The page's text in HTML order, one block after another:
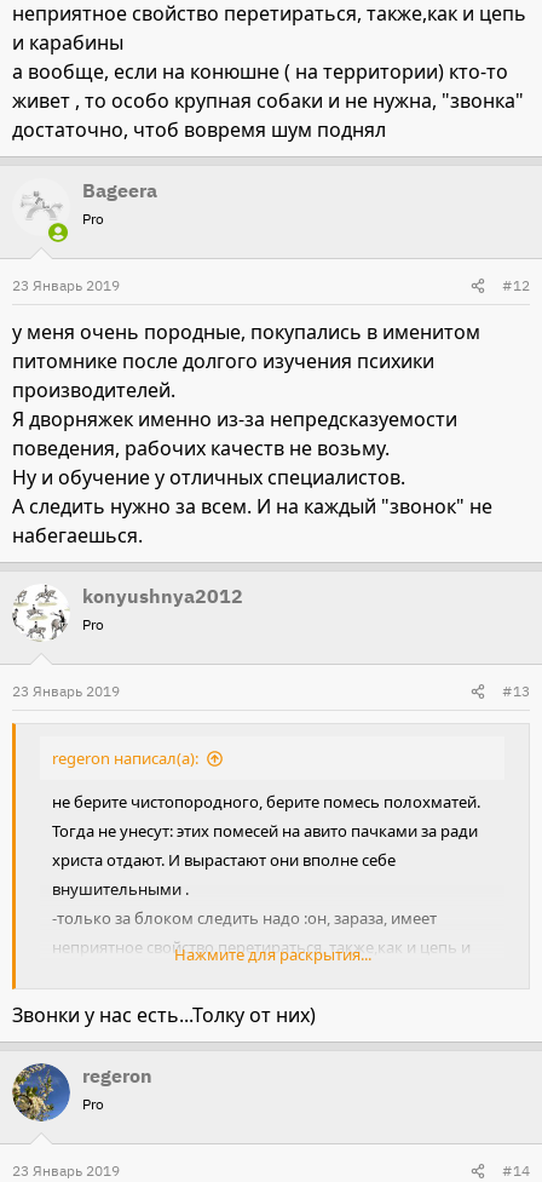
неприятное свойство перетираться, также,как и цепь
и карабины
а вообще, если на конюшне ( на территории) кто-то
живет , то особо крупная собаки и не нужна, "звонка"
достаточно, чтоб вовремя шум поднял
Bageera
Pro
23 Январь 2019 #12
у меня очень породные, покупались в именитом
питомнике после долгого изучения психики
производителей.
Я дворняжек именно из-за непредсказуемости
поведения, рабочих качеств не возьму.
Ну и обучение у отличных специалистов.
А следить нужно за всем. И на каждый "звонок" не
набегаешься.
konyushnya2012
Pro
23 Январь 2019 #13
regeron написал(а):
не берите чистопородного, берите помесь полохматей.
Тогда не унесут: этих помесей на авито пачками за ради
христа отдают. И вырастают они вполне себе
внушительными .
-только за блоком следить надо :он, зараза, имеет
неприятное свойство перетираться, также,как и цепь и
а вообще, если на конюшне ( на территории) кто-то
достаточно, чтоб вовремя шум поднял
Нажмите для раскрытия...
Звонки у нас есть...Толку от них)
regeron
Pro
23 Январь 2019 #14